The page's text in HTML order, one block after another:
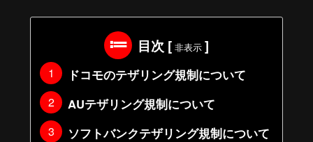
目次 [ 非表示 ]
ドコモのテザリング規制について
AUテザリング規制について
ソフトバンクテザリング規制について